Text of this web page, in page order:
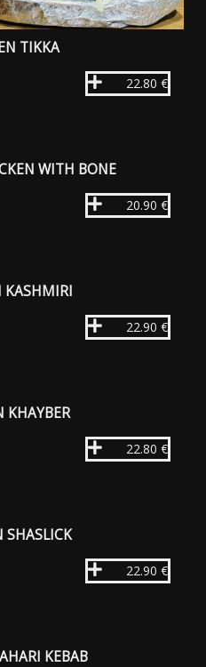
TIKKA
22.80 €
WITH BONE
20.90 €
KASHMIRI
22.90 €
KHAYBER
22.80 €
SHASLICK
22.90 €
KEBAB